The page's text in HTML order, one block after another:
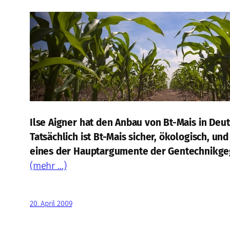
Ilse Aigner hat den Anbau von Bt-Mais in
Tatsächlich ist Bt-Mais sicher, ökologisch,
eines der Hauptargumente der
(mehr …)
20. April 2009